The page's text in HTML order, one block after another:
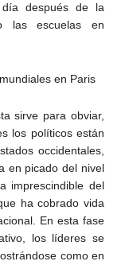
después de la
las escuelas en
en Paris
sirve para obviar,
los políticos están
occidentales,
en picado del nivel
imprescindible del
ha cobrado vida
En esta fase
los líderes se
como en